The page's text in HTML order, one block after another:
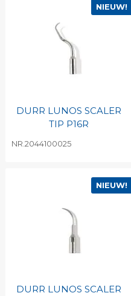
NIEUW!
DURR LUNOS SCALER
TIP P16R
NR.2044100025
NIEUW!
DURR LUNOS SCALER